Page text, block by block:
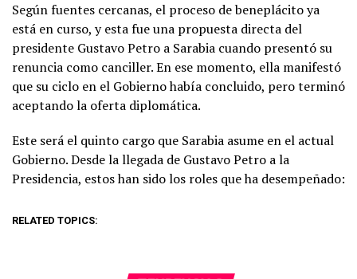
Según fuentes cercanas, el proceso de beneplácito ya
está en curso, y esta fue una propuesta directa del
presidente Gustavo Petro a Sarabia cuando presentó su
renuncia como canciller. En ese momento, ella manifestó
que su ciclo en el Gobierno había concluido, pero terminó
aceptando la oferta diplomática.
Este será el quinto cargo que Sarabia asume en el actual
Gobierno. Desde la llegada de Gustavo Petro a la
Presidencia, estos han sido los roles que ha desempeñado:
RELATED TOPICS: